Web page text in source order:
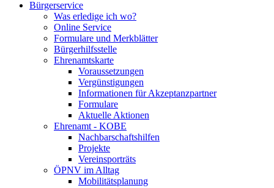
Bürgerservice
Was erledige ich wo?
Online Service
Formulare und Merkblätter
Bürgerhilfsstelle
Ehrenamtskarte
Voraussetzungen
Vergünstigungen
Informationen für Akzeptanzpartner
Formulare
Aktuelle Aktionen
Ehrenamt - KOBE
Nachbarschaftshilfen
Projekte
Vereinsporträts
ÖPNV im Alltag
Mobilitätsplanung